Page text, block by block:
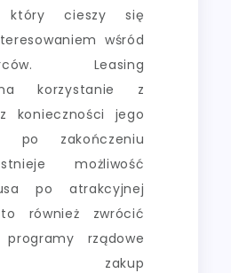
który cieszy się
wśród
Leasing
korzystanie z
konieczności jego
po zakończeniu
możliwość
po atrakcyjnej
również zwrócić
rządowe
zakup